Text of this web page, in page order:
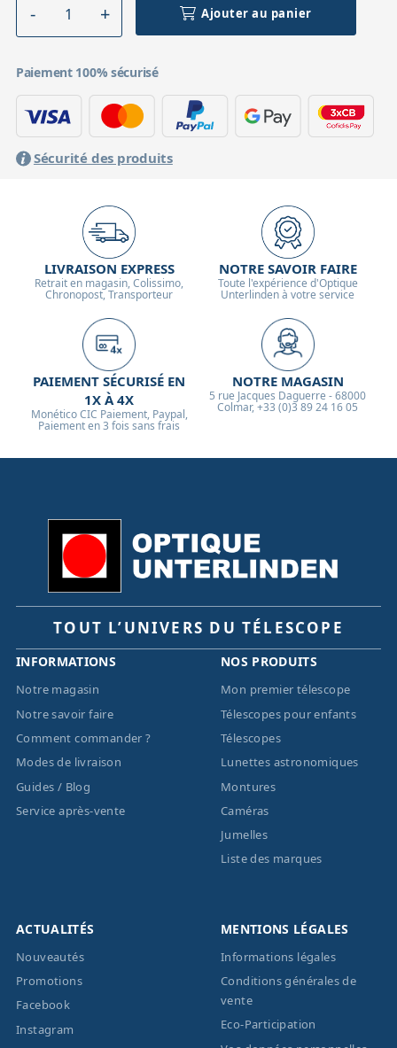
Ajouter au panier
Paiement 100% sécurisé
Sécurité des produits
LIVRAISON EXPRESS
Retrait en magasin, Colissimo,
Chronopost, Transporteur
NOTRE SAVOIR FAIRE
Toute l'expérience d'Optique
Unterlinden à votre service
PAIEMENT SÉCURISÉ EN
1X À 4X
Monético CIC Paiement, Paypal,
Paiement en 3 fois sans frais
NOTRE MAGASIN
5 rue Jacques Daguerre - 68000
Colmar, +33 (0)3 89 24 16 05
TOUT L’UNIVERS DU TÉLESCOPE
INFORMATIONS
Notre magasin
Notre savoir faire
Comment commander ?
Modes de livraison
Guides / Blog
Service après-vente
NOS PRODUITS
Mon premier télescope
Télescopes pour enfants
Télescopes
Lunettes astronomiques
Montures
Caméras
Jumelles
Liste des marques
ACTUALITÉS
Nouveautés
Promotions
Facebook
Instagram
MENTIONS LÉGALES
Informations légales
Conditions générales de
vente
Eco-Participation